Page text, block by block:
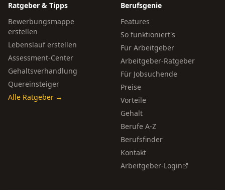
Ratgeber & Tipps
Bewerbungsmappe
erstellen
Lebenslauf erstellen
Assessment-Center
Gehaltsverhandlung
Quereinsteiger
Alle Ratgeber →
Berufsgenie
Features
So funktioniert's
Für Arbeitgeber
Arbeitgeber-Ratgeber
Für Jobsuchende
Preise
Vorteile
Gehalt
Berufe A-Z
Berufsfinder
Kontakt
Arbeitgeber-Login